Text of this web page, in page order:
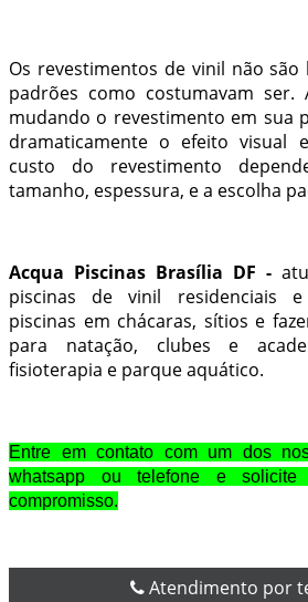
Os revestimentos de vinil não
padrões como costumavam
mudando o revestimento em sua
dramaticamente o efeito visual
custo do revestimento
tamanho, espessura, e a escolha
Acqua Piscinas Brasília DF -
piscinas de vinil residenciais
piscinas em chácaras, sítios e
para natação, clubes e
fisioterapia e parque aquático.
Entre em contato com um dos
whatsapp ou telefone e solicite
compromisso.
Atendimento por